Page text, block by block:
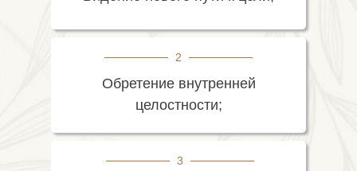
2
Обретение внутренней
целостности;
3